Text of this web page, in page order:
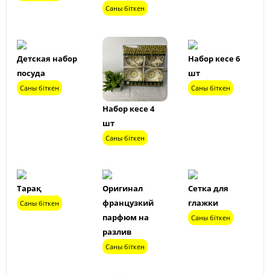
Саны біткен
Детская набор
посуда
Саны біткен
Набор кесе 4
шт
Саны біткен
Набор кесе 6
шт
Саны біткен
Тарақ
Саны біткен
Оригинал
французкий
парфюм на
разлив
Саны біткен
Сетка для
глажки
Саны біткен